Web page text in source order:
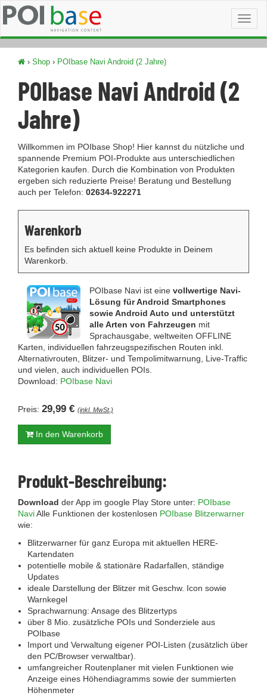
› Shop › POIbase Navi Android (2 Jahre)
POIbase Navi Android (2
Jahre)
Willkommen im POIbase Shop! Hier kannst du nützliche und
spannende Premium POI-Produkte aus unterschiedlichen
Kategorien kaufen. Durch die Kombination von Produkten
ergeben sich reduzierte Preise! Beratung und Bestellung
auch per Telefon: 02634-922271
Warenkorb
Es befinden sich aktuell keine Produkte in Deinem
Warenkorb.
POIbase Navi ist eine vollwertige Navi-
Lösung für Android Smartphones
sowie Android Auto und unterstützt
alle Arten von Fahrzeugen mit
Sprachausgabe, weltweiten OFFLINE
Karten, individuellen fahrzeugspezifischen Routen inkl.
Alternativrouten, Blitzer- und Tempolimitwarnung, Live-Traffic
und vielen, auch individuellen POIs.
Download: POIbase Navi
Preis: 29,99 € (inkl. MwSt.)
In den Warenkorb
Produkt-Beschreibung:
Download der App im google Play Store unter: POIbase
NaviAlle Funktionen der kostenlosen POIbase Blitzerwarner
wie:
Blitzerwarner für ganz Europa mit aktuellen HERE-
Kartendaten
potentielle mobile & stationäre Radarfallen, ständige
Updates
ideale Darstellung der Blitzer mit Geschw. Icon sowie
Warnkegel
Sprachwarnung: Ansage des Blitzertyps
über 8 Mio. zusätzliche POIs und Sonderziele aus
POIbase
Import und Verwaltung eigener POI-Listen (zusätzlich über
den PC/Browser verwaltbar).
umfangreicher Routenplaner mit vielen Funktionen wie
Anzeige eines Höhendiagramms sowie der summierten
Höhenmeter